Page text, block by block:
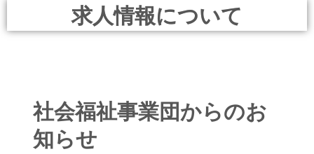
求人情報について
社会福祉事業団からのお
知らせ